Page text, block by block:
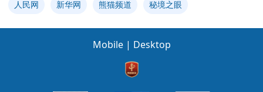
人民网 新华网 熊猫频道 秘境之眼
Mobile | Desktop